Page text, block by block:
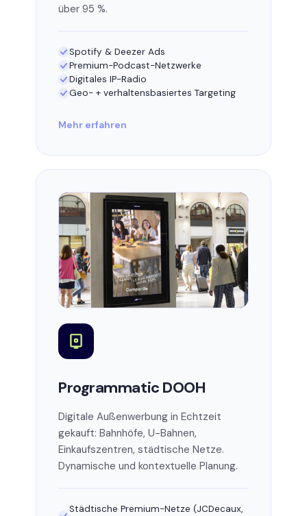
über 95 %.
Spotify & Deezer Ads
Premium-Podcast-Netzwerke
Digitales IP-Radio
Geo- + verhaltensbasiertes Targeting
Mehr erfahren
Programmatic DOOH
Digitale Außenwerbung in Echtzeit
gekauft: Bahnhöfe, U-Bahnen,
Einkaufszentren, städtische Netze.
Dynamische und kontextuelle Planung.
Städtische Premium-Netze (JCDecaux,